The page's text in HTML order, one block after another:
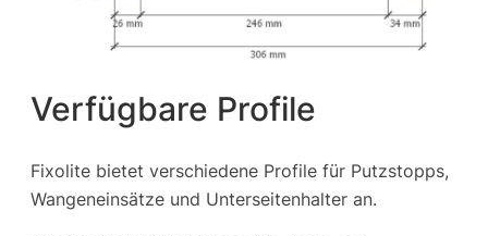
Verfügbare Profile
Fixolite bietet verschiedene Profile für Putzstopps,
Wangeneinsätze und Unterseitenhalter an.